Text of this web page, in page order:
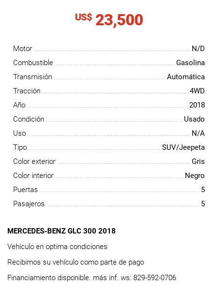
US$ 23,500
Motor
N/D
Combustible
Gasolina
Transmisión
Automática
Tracción
4WD
Año
2018
Condición
Usado
Uso
N/A
Tipo
SUV/Jeepeta
Color exterior
Gris
Color interior
Negro
Puertas
5
Pasajeros
5
MERCEDES-BENZ GLC 300 2018
Vehículo en optima condiciones
Recibimos su vehículo como parte de pago
Financiamiento disponible. más inf. ws: 829-592-0706